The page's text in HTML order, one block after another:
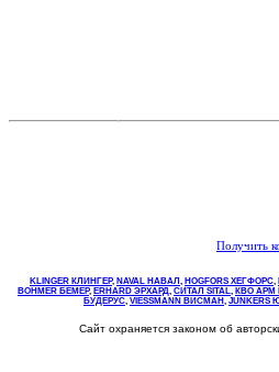
Получить
KLINGER КЛИНГЕР, NAVAL НАВАЛ , НOGFORS ХЕГФОРС,
BOHMER БЕМЕР, ERHARD ЭРХАРД, СИТАЛ SITAL, КВО АРМ
БУДЕРУС, VIESSMANN ВИСМАН , JUNKERS
Сайт охраняется законом об